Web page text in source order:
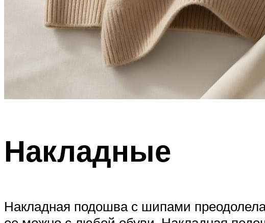
Накладные
Накладная подошва с шипами